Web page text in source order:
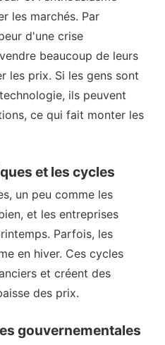
les marchés. Par
d'une crise
beaucoup de leurs
les prix. Si les gens sont
ils peuvent
ce qui fait monter les
et les cycles
un peu comme les
et les entreprises
Parfois, les
en hiver. Ces cycles
et créent des
des prix.
gouvernementales